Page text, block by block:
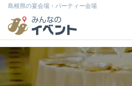
島根県の宴会場・パーティー会場